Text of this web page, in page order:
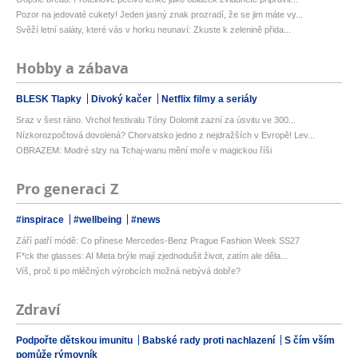
Pozor na jedovaté cukety! Jeden jasný znak prozradí, že se jim máte vy...
Svěží letní saláty, které vás v horku neunaví: Zkuste k zelenině přida...
Hobby a zábava
BLESK Tlapky Divoký kačer Netflix filmy a seriály
Sraz v šest ráno. Vrchol festivalu Tóny Dolomit zazní za úsvitu ve 300...
Nízkorozpočtová dovolená? Chorvatsko jedno z nejdražších v Evropě! Lev...
OBRAZEM: Modré slzy na Tchaj-wanu mění moře v magickou říši
Pro generaci Z
#inspirace #wellbeing #news
Září patří módě: Co přinese Mercedes-Benz Prague Fashion Week SS27
F*ck the glasses: AI Meta brýle mají zjednodušit život, zatím ale děla...
Víš, proč ti po mléčných výrobcích možná nebývá dobře?
Zdraví
Podpořte dětskou imunitu Babské rady proti nachlazení
S čím vším
pomůže rýmovník